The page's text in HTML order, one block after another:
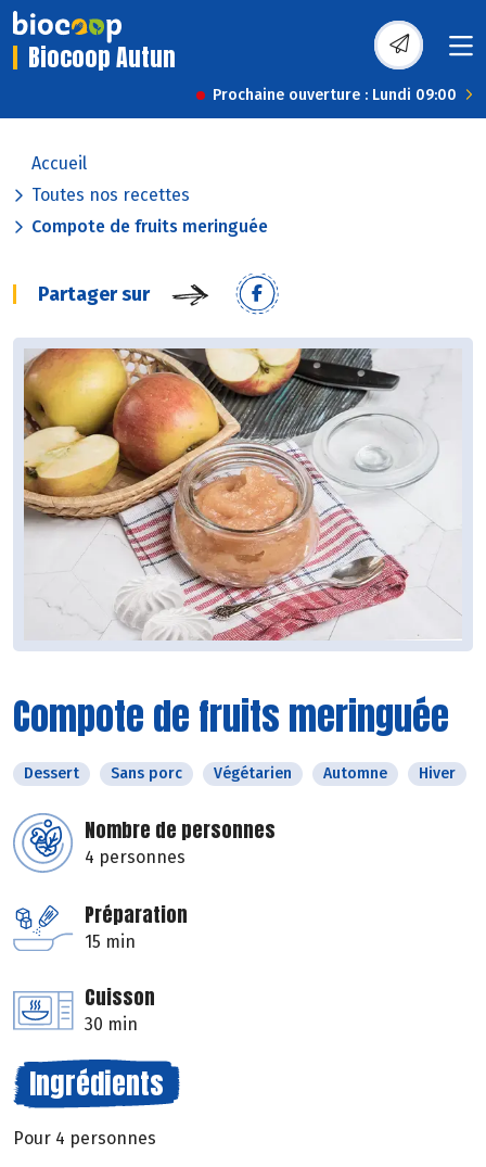
Biocoop Autun
Prochaine ouverture : Lundi 09:00
Accueil
Toutes nos recettes
Compote de fruits meringuée
Partager sur
Compote de fruits meringuée
Dessert Sans porc Végétarien Automne Hiver
Nombre de personnes
4 personnes
Préparation
15 min
Cuisson
30 min
Ingrédients
Pour 4 personnes